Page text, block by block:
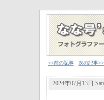
<<前の記事 次の記事>>
2024年07月13日